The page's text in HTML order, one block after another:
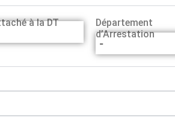
à la DT
Département
d’Arrestation
-